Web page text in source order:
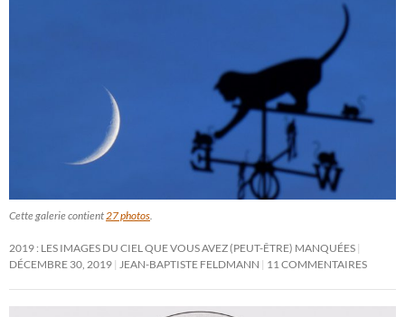
Cette galerie contient27 photos.
2019 : LES IMAGES DU CIEL QUE VOUS AVEZ (PEUT-ÊTRE) MANQUÉES
DÉCEMBRE 30, 2019 JEAN-BAPTISTE FELDMANN 11 COMMENTAIRES